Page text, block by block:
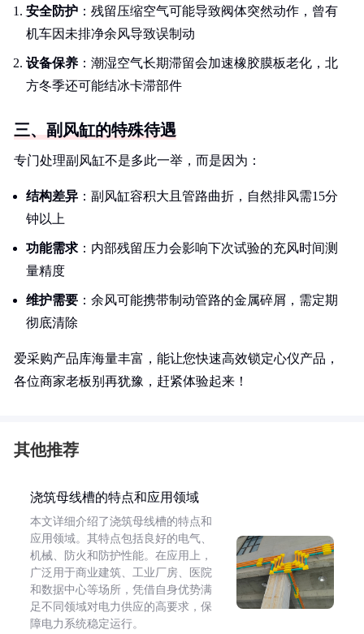
安全防护 ：残留压缩空气可能导致阀体突然动作，曾有
机车因未排净余风导致误制动
设备保养 ：潮湿空气长期滞留会加速橡胶膜板老化，北
方冬季还可能结冰卡滞部件
三、副风缸的特殊待遇
专门处理副风缸不是多此一举，而是因为：
结构差异 ：副风缸容积大且管路曲折，自然排风需15分
钟以上
功能需求 ：内部残留压力会影响下次试验的充风时间测
量精度
维护需要 ：余风可能携带制动管路的金属碎屑，需定期
彻底清除
爱采购产品库海量丰富，能让您快速高效锁定心仪产品，
各位商家老板别再犹豫，赶紧体验起来！
其他推荐
浇筑母线槽的特点和应用领域
本文详细介绍了浇筑母线槽的特点和
应用领域。其特点包括良好的电气、
机械、防火和防护性能。在应用上，
广泛用于商业建筑、工业厂房、医院
和数据中心等场所，凭借自身优势满
足不同领域对电力供应的高要求，保
障电力系统稳定运行。